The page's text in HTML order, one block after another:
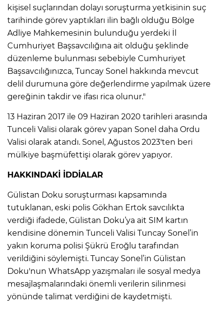
kişisel suçlarından dolayı soruşturma yetkisinin suç
tarihinde görev yaptıkları ilin bağlı olduğu Bölge
Adliye Mahkemesinin bulunduğu yerdeki İl
Cumhuriyet Başsavcılığına ait olduğu şeklinde
düzenleme bulunması sebebiyle Cumhuriyet
Başsavcılığınızca, Tuncay Sonel hakkında mevcut
delil durumuna göre değerlendirme yapılmak üzere
gereğinin takdir ve ifası rica olunur."
13 Haziran 2017 ile 09 Haziran 2020 tarihleri arasında
Tunceli Valisi olarak görev yapan Sonel daha Ordu
Valisi olarak atandı. Sonel, Ağustos 2023'ten beri
mülkiye başmüfettişi olarak görev yapıyor.
HAKKINDAKİ İDDİALAR
Gülistan Doku soruşturması kapsamında
tutuklanan, eski polis Gökhan Ertok savcılıkta
verdiği ifadede, Gülistan Doku’ya ait SIM kartın
kendisine dönemin Tunceli Valisi Tuncay Sonel’in
yakın koruma polisi Şükrü Eroğlu tarafından
verildiğini söylemişti. Tuncay Sonel’in Gülistan
Doku'nun WhatsApp yazışmaları ile sosyal medya
mesajlaşmalarındaki önemli verilerin silinmesi
yönünde talimat verdiğini de kaydetmişti.